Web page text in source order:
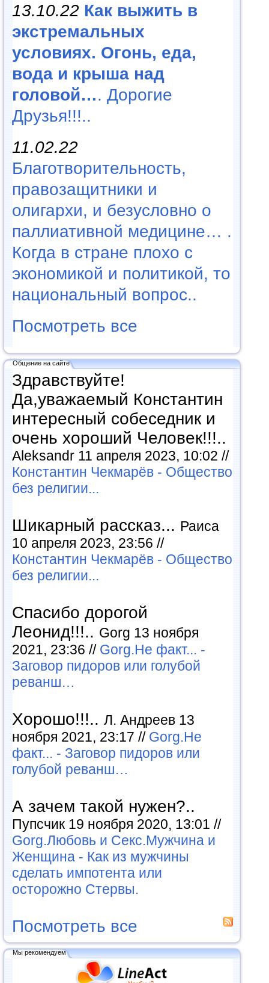
13.10.22 Как выжить в
экстремальных
условиях. Огонь, еда,
вода и крыша над
головой…. Дорогие
Друзья!!!..
11.02.22
Благотворительность,
правозащитники и
олигархи, и безусловно о
паллиативной медицине… .
Когда в стране плохо с
экономикой и политикой, то
национальный вопрос..
Посмотреть все
Общение на сайте
Здравствуйте!
Да,уважаемый Константин
интересный собеседник и
очень хороший Человек!!!..
Aleksandr 11 апреля 2023, 10:02 //
Константин Чекмарёв - Общество
без религии...
Шикарный рассказ... Раиса
10 апреля 2023, 23:56 //
Константин Чекмарёв - Общество
без религии...
Спасибо дорогой
Леонид!!!.. Gorg 13 ноября
2021, 23:36 // Gorg.Не факт... -
Заговор пидоров или голубой
реванш…
Хорошо!!!.. Л. Андреев 13
ноября 2021, 23:17 // Gorg.Не
факт... - Заговор пидоров или
голубой реванш…
А зачем такой нужен?..
Пупсчик 19 ноября 2020, 13:01 //
Gorg.Любовь и Секс.Мужчина и
Женщина - Как из мужчины
сделать импотента или
осторожно Стервы.
Посмотреть все
Мы рекомендуем